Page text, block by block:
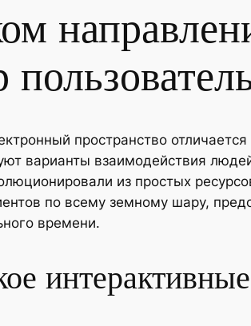
пространство
варианты взаимодействия
из простых
по всему земному шару,
времени.